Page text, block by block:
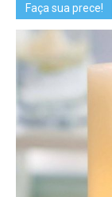
Faça sua prece!